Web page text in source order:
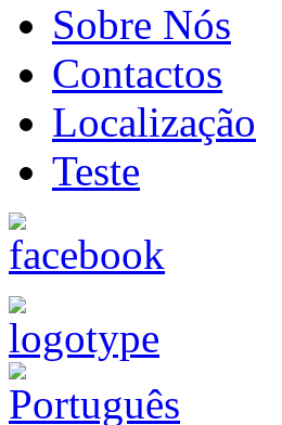
Sobre Nós
Contactos
Localização
Teste